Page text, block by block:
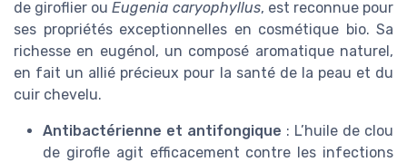
de giroflier ouEugenia caryophyllus, est reconnue pour
ses propriétés exceptionnelles en cosmétique bio. Sa
richesse en eugénol, un composé aromatique naturel,
en fait un allié précieux pour la santé de la peau et du
cuir chevelu.
Antibactérienne et antifongique : L’huile de clou
de girofle agit efficacement contre les infections